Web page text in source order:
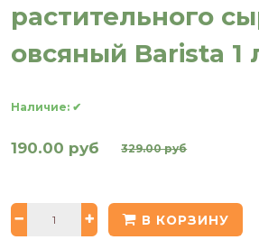
растительного
овсяный Barista 1
Наличие: ✔
190.00 руб 329.00 руб
В КОРЗИНУ